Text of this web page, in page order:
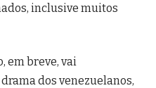
inclusive muitos
em breve, vai
dos venezuelanos,